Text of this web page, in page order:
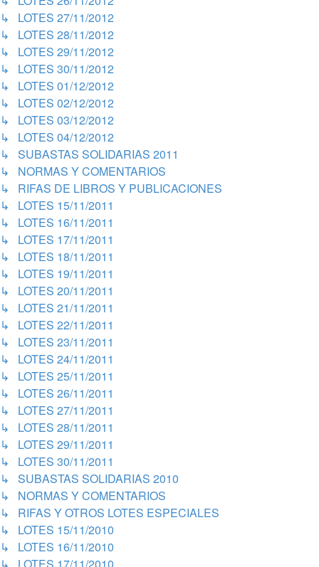
↳ LOTES 27/11/2012
↳ LOTES 28/11/2012
↳ LOTES 29/11/2012
↳ LOTES 30/11/2012
↳ LOTES 01/12/2012
↳ LOTES 02/12/2012
↳ LOTES 03/12/2012
↳ LOTES 04/12/2012
↳ SUBASTAS SOLIDARIAS 2011
↳ NORMAS Y COMENTARIOS
↳ RIFAS DE LIBROS Y PUBLICACIONES
↳ LOTES 15/11/2011
↳ LOTES 16/11/2011
↳ LOTES 17/11/2011
↳ LOTES 18/11/2011
↳ LOTES 19/11/2011
↳ LOTES 20/11/2011
↳ LOTES 21/11/2011
↳ LOTES 22/11/2011
↳ LOTES 23/11/2011
↳ LOTES 24/11/2011
↳ LOTES 25/11/2011
↳ LOTES 26/11/2011
↳ LOTES 27/11/2011
↳ LOTES 28/11/2011
↳ LOTES 29/11/2011
↳ LOTES 30/11/2011
↳ SUBASTAS SOLIDARIAS 2010
↳ NORMAS Y COMENTARIOS
↳ RIFAS Y OTROS LOTES ESPECIALES
↳ LOTES 15/11/2010
↳ LOTES 16/11/2010
↳ LOTES 17/11/2010